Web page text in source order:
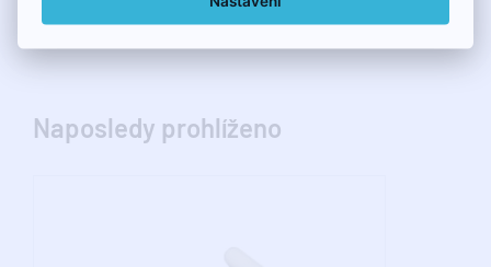
Naposledy prohlíženo